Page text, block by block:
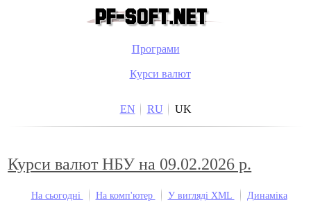
Програми
Курси валют
EN RU UK
Курси валют НБУ на 09.02.2026 р.
На сьогодні На комп'ютер У вигляді XML
Динаміка